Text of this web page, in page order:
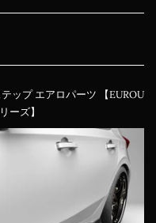
ップ エアロパーツ 【EUROU
ーズ】